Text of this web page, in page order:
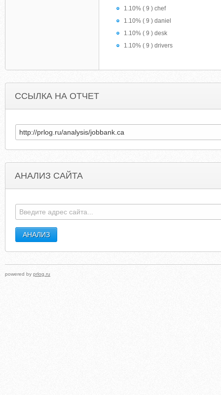
1.10% ( 9 ) chef
1.10% ( 9 ) daniel
1.10% ( 9 ) desk
1.10% ( 9 ) drivers
ССЫЛКА НА ОТЧЕТ
АНАЛИЗ САЙТА
powered by prlog.ru